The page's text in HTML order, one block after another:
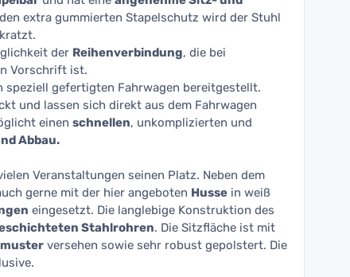
extra gummierten Stapelschutz wird der Stuhl
der Reihenverbindung, die bei
Vorschrift ist.
speziell gefertigten Fahrwagen bereitgestellt.
und lassen sich direkt aus dem Fahrwagen
einen schnellen, unkomplizierten und
Abbau.
Veranstaltungen seinen Platz. Neben dem
gerne mit der hier angeboten Husse in weiß
eingesetzt. Die langlebige Konstruktion des
Stahlrohren. Die Sitzfläche ist mit
versehen sowie sehr robust gepolstert. Die